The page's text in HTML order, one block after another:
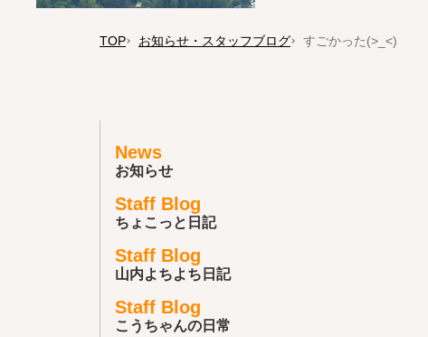
TOP お知らせ・スタッフブログ すごかった(>_<)
News
お知らせ
Staff Blog
ちょこっと日記
Staff Blog
山内よちよち日記
Staff Blog
こうちゃんの日常